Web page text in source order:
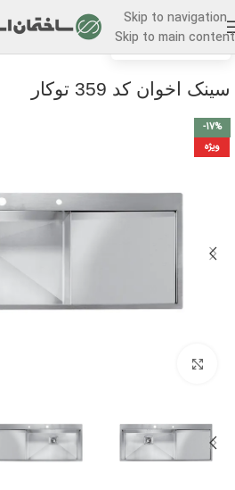
Skip to navigation
Skip to main content
خانه/سینک ظرفشویی
سینک اخوان کد 359 توکار
-17%
ویژه